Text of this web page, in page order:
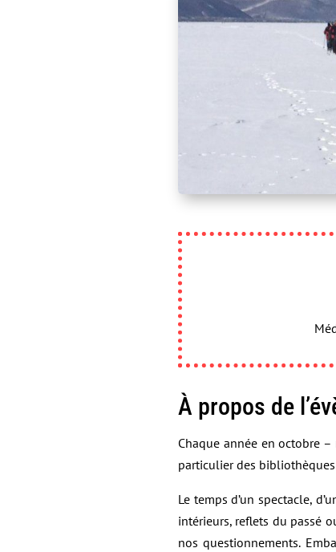
À propos de
Chaque année en octobre
particulier des
Le temps d’un spectacle,
intérieurs, reflets du passé
nos questionnements.